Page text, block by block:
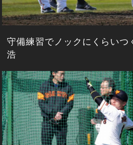
守備練習でノックにくらいつ
浩